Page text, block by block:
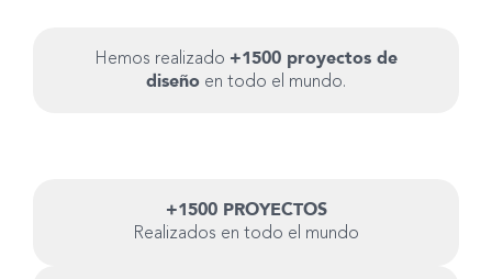
Hemos realizado +1500 proyectos de
diseño en todo el mundo.
+1500 PROYECTOS
Realizados en todo el mundo